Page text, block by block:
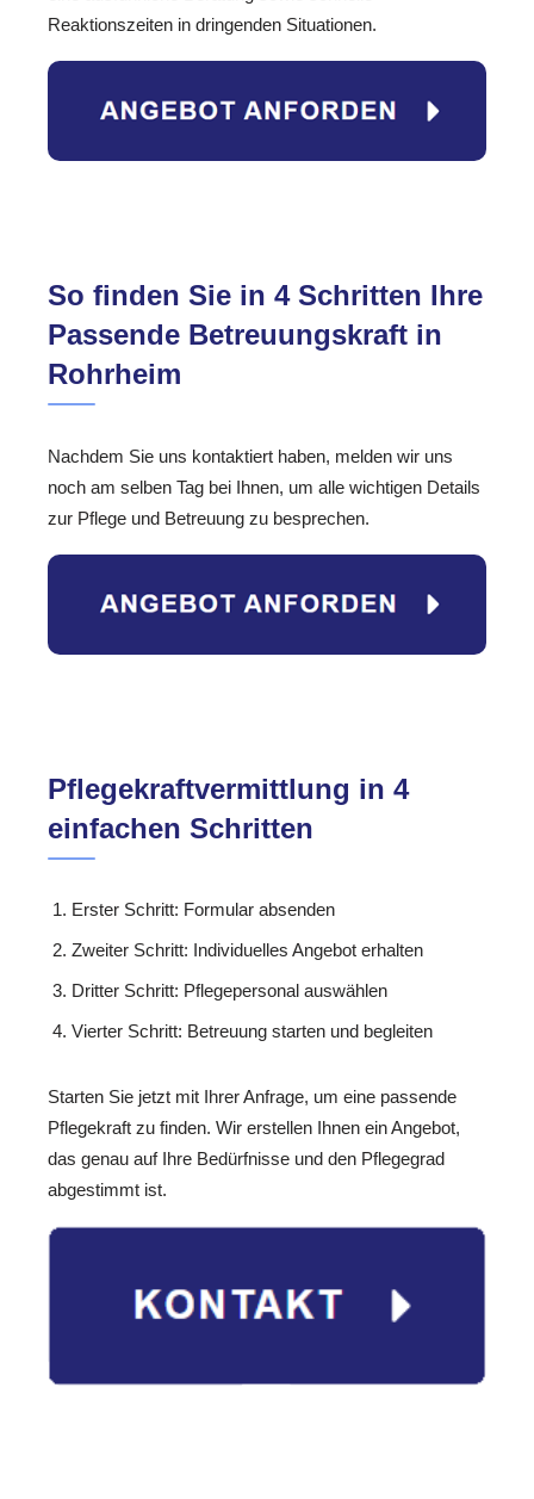
Reaktionszeiten in dringenden Situationen.
So finden Sie in 4 Schritten Ihre
Passende Betreuungskraft in
Rohrheim
Nachdem Sie uns kontaktiert haben, melden wir uns
noch am selben Tag bei Ihnen, um alle wichtigen Details
zur Pflege und Betreuung zu besprechen.
Pflegekraftvermittlung in 4
einfachen Schritten
Erster Schritt: Formular absenden
Zweiter Schritt: Individuelles Angebot erhalten
Dritter Schritt: Pflegepersonal auswählen
Vierter Schritt: Betreuung starten und begleiten
Starten Sie jetzt mit Ihrer Anfrage, um eine passende
Pflegekraft zu finden. Wir erstellen Ihnen ein Angebot,
das genau auf Ihre Bedürfnisse und den Pflegegrad
abgestimmt ist.